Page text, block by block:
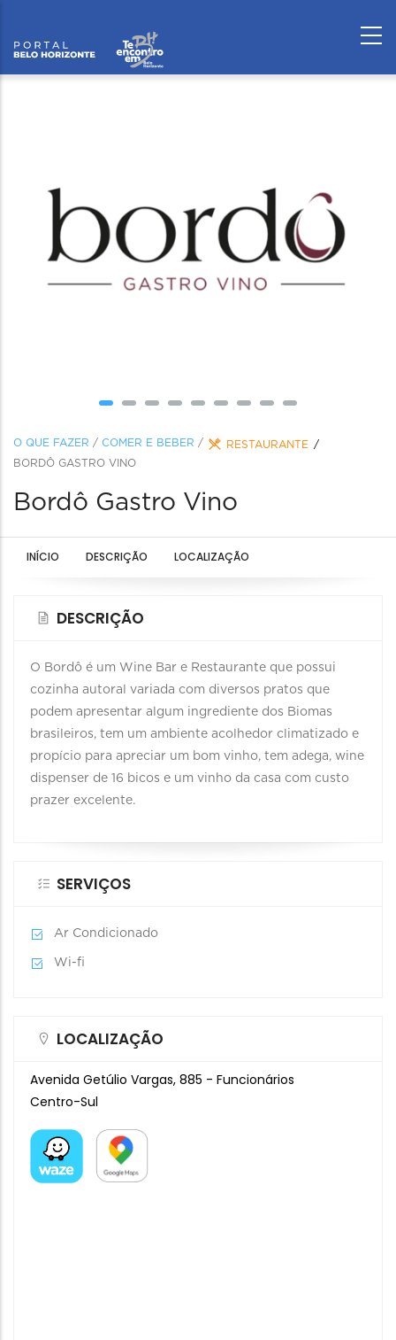
O QUE FAZER / COMER E BEBER /
RESTAURANTE
BORDÔ GASTRO VINO
Bordô Gastro Vino
INÍCIO DESCRIÇÃO LOCALIZAÇÃO
DESCRIÇÃO
O Bordô é um Wine Bar e Restaurante que possui
cozinha autoral variada com diversos pratos que
podem apresentar algum ingrediente dos Biomas
brasileiros, tem um ambiente acolhedor climatizado e
propício para apreciar um bom vinho, tem adega, wine
dispenser de 16 bicos e um vinho da casa com custo
prazer excelente.
SERVIÇOS
Ar Condicionado
Wi-fi
LOCALIZAÇÃO
Avenida Getúlio Vargas, 885 - Funcionários
Centro-Sul